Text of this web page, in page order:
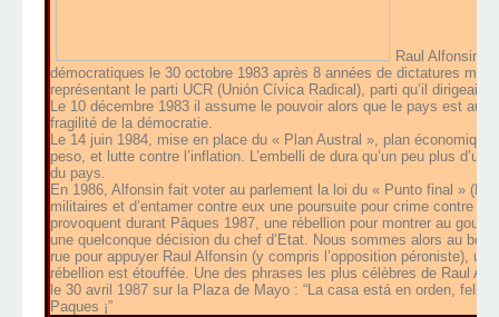
Raul Alfonsin
démocratiques le 30 octobre 1983 après 8 années de dictatures
représentant le parti UCR (Unión Cívica Radical ), parti qu’il dirigeait
Le 10 décembre 1983 il assume le pouvoir alors que le pays est au
fragilité de la démocratie.
Le 14 juin 1984, mise en place du « Plan Austral », plan
peso, et lutte contre l’inflation. L’embelli de dura qu’un peu plus
du pays.
En 1986, Alfonsin fait voter au parlement la loi du « Punto final »
militaires et d’entamer contre eux une poursuite pour crime contre
provoquent durant Pâques 1987, une rébellion pour montrer au
une quelconque décision du chef d’Etat. Nous sommes alors au
rue pour appuyer Raul Alfonsin (y compris l’opposition péroniste),
rébellion est étouffée. Une des phrases les plus célèbres de Raul
le 30 avril 1987 sur la Plaza de Mayo : “La casa está en orden,
Paques ¡”